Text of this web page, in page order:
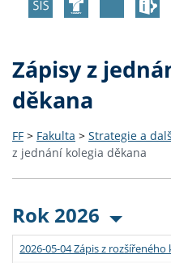
Zápisy z
děkana
FF > Fakulta > Strategie a
z jednání kolegia děkana
Rok 2026
2026-05-04 Zápis z